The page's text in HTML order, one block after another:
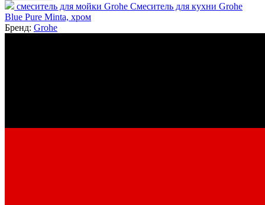
смеситель для мойки Grohe Смеситель для кухни Grohe
Blue Pure Minta, хром
Бренд: Grohe